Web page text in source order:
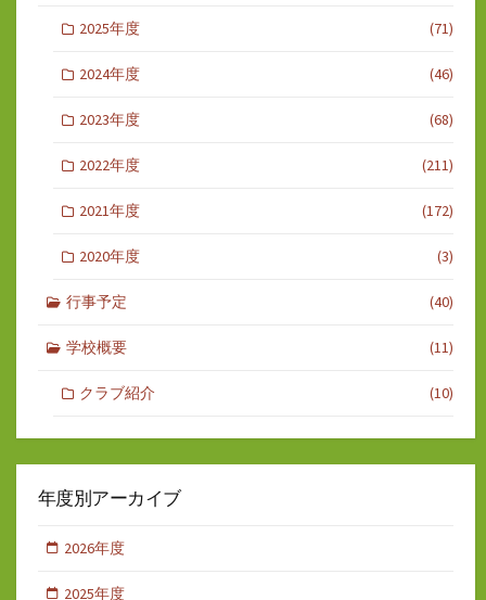
2025年度 (71)
2024年度 (46)
2023年度 (68)
2022年度 (211)
2021年度 (172)
2020年度 (3)
行事予定 (40)
学校概要 (11)
クラブ紹介 (10)
年度別アーカイブ
2026年度
2025年度